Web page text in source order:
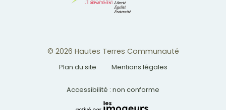
© 2026 Hautes Terres Communauté
Plan du site Mentions légales
Accessibilité : non conforme